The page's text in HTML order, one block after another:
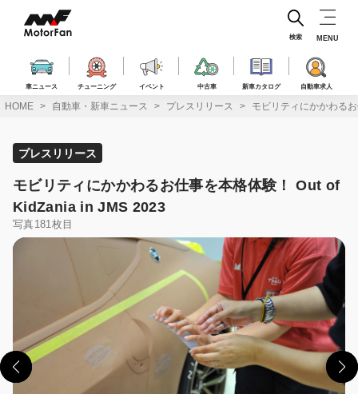
ス
車ニュース チューニング イベント 中古車 新車カタログ 自動車求人
検索 MENU
HOME 自動車・新車ニュース プレスリリース モビリティにかかわる
プレスリリース
モビリティにかかわるお仕事を本格体験！ Out of
KidZania in JMS 2023
写真181枚目